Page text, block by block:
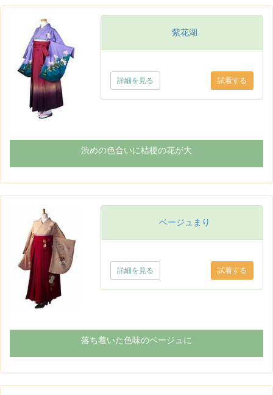
紫花湖
詳細を見る
渋めの色合いに桔梗の花が大
ベージュまり
詳細を見る
落ち着いた色味のベージュに